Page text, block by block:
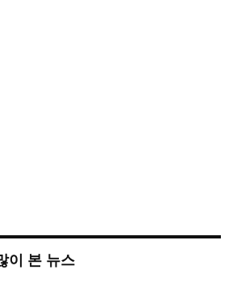
이 본 뉴스